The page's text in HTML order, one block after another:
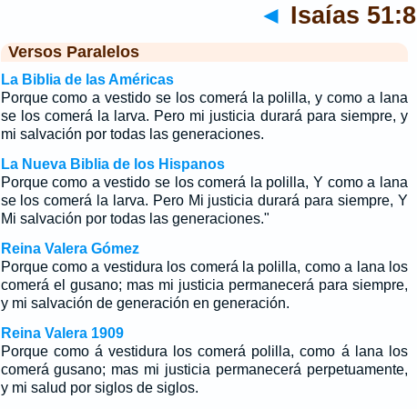
◄ Isaías 51:8
Versos Paralelos
La Biblia de las Américas
Porque como a vestido se los comerá la polilla, y como a lana
se los comerá la larva. Pero mi justicia durará para siempre, y
mi salvación por todas las generaciones.
La Nueva Biblia de los Hispanos
Porque como a vestido se los comerá la polilla, Y como a lana
se los comerá la larva. Pero Mi justicia durará para siempre, Y
Mi salvación por todas las generaciones."
Reina Valera Gómez
Porque como a vestidura los comerá la polilla, como a lana los
comerá el gusano; mas mi justicia permanecerá para siempre,
y mi salvación de generación en generación.
Reina Valera 1909
Porque como á vestidura los comerá polilla, como á lana los
comerá gusano; mas mi justicia permanecerá perpetuamente,
y mi salud por siglos de siglos.